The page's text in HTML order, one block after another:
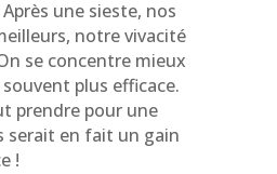
une sieste, nos
notre vivacité
se concentre mieux
plus efficace.
prendre pour une
serait en fait un gain
!